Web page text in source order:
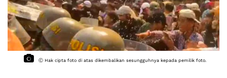
Ⓒ Hak cipta foto di atas dikembalikan sesungguhnya kepada pemilik foto.